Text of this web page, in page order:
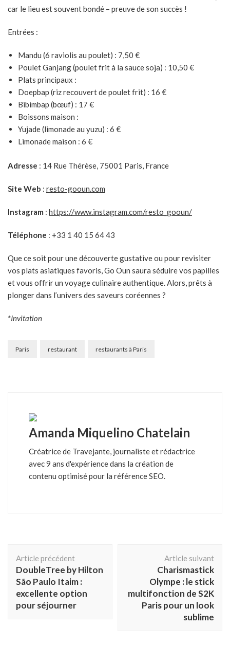
car le lieu est souvent bondé – preuve de son succès !
Entrées :
Mandu (6 raviolis au poulet) : 7,50 €
Poulet Ganjang (poulet frit à la sauce soja) : 10,50 €
Plats principaux :
Doepbap (riz recouvert de poulet frit) : 16 €
Bibimbap (bœuf) : 17 €
Boissons maison :
Yujade (limonade au yuzu) : 6 €
Limonade maison : 6 €
Adresse : 14 Rue Thérèse, 75001 Paris, France
Site Web : resto-gooun.com
Instagram : https://www.instagram.com/resto_gooun/
Téléphone : +33 1 40 15 64 43
Que ce soit pour une découverte gustative ou pour revisiter
vos plats asiatiques favoris, Go Oun saura séduire vos papilles
et vous offrir un voyage culinaire authentique. Alors, prêts à
plonger dans l’univers des saveurs coréennes ?
*Invitation
Paris restaurant restaurants à Paris
Amanda Miquelino Chatelain
Créatrice de Travejante, journaliste et rédactrice
avec 9 ans d'expérience dans la création de
contenu optimisé pour la référence SEO.
d'article
Article précédent
DoubleTree by Hilton
São Paulo Itaim :
excellente option
pour séjourner
Article suivant
Charismastick
Olympe : le stick
multifonction de S2K
Paris pour un look
sublime